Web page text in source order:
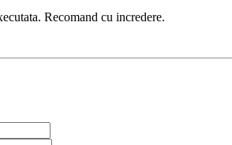
Recomand cu incredere.